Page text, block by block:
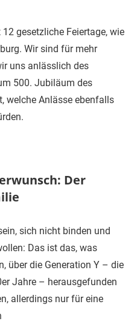
gesetzliche Feiertage, wie
Wir sind für mehr
uns anlässlich des
500. Jubiläum des
welche Anlässe ebenfalls
Der
sich nicht binden und
Das ist das, was
über die Generation Y – die
Jahre – herausgefunden
allerdings nur für eine